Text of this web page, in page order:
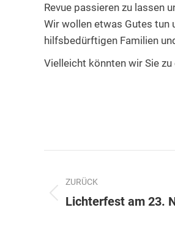
Revue passieren zu lassen
Wir wollen etwas Gutes tun
hilfsbedürftigen Familien
Vielleicht könnten wir Sie
ZURÜCK
Vorheriger
Lichterfest am 23.